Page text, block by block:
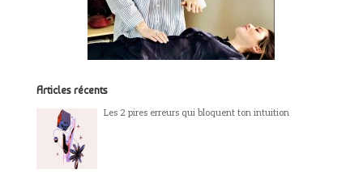
Articles récents
Les 2 pires erreurs qui bloquent ton intuition